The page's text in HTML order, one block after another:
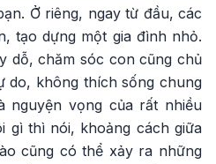
Ở riêng, ngay từ đầu, các
tạo dựng một gia đình nhỏ.
dỗ, chăm sóc con cũng chủ
do, không thích sống chung
nguyện vọng của rất nhiều
gì thì nói, khoảng cách giữa
cũng có thể xảy ra những